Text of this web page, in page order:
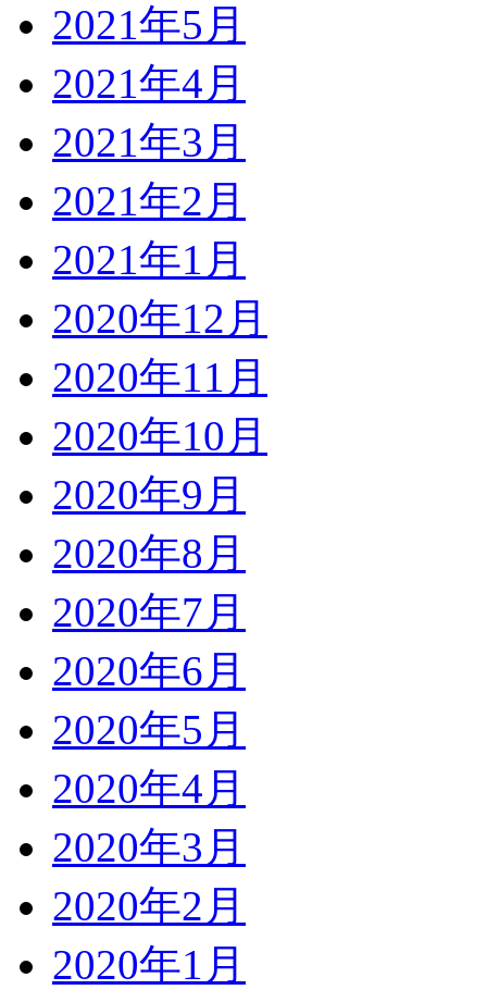
2021年5月
2021年4月
2021年3月
2021年2月
2021年1月
2020年12月
2020年11月
2020年10月
2020年9月
2020年8月
2020年7月
2020年6月
2020年5月
2020年4月
2020年3月
2020年2月
2020年1月